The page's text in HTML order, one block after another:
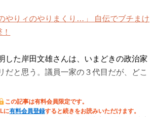
やりィのやりまくり…」 自伝でブチまけ
した岸田文雄さんは、いまどきの政治家
だと思う。議員一家の３代目だが、どこ
この記事は有料会員限定です。
に有料会員登録すると続きをお読みいただけます。